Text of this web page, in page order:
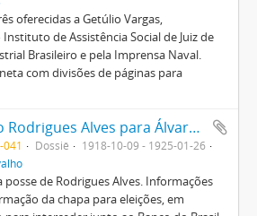
oferecidas a Getúlio Vargas,
de Assistência Social de Juiz de
Brasileiro e pela Imprensa Naval.
com divisões de páginas para
Cartas de Antônio Rodrigues Alves para Álvaro de Carvalho
041 Dossiê
1918-10-09 - 1925-01-26
posse de Rodrigues Alves. Informações
da chapa para eleições, em